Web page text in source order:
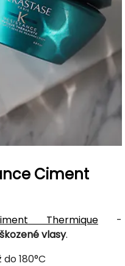
Ciment
Thermique -
vlasy.
180°C